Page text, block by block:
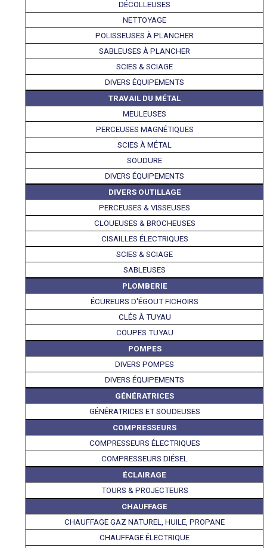
DÉCOLLEUSES
NETTOYAGE
POLISSEUSES À PLANCHER
SABLEUSES À PLANCHER
SCIES & SCIAGE
DIVERS ÉQUIPEMENTS
TRAVAIL DU MÉTAL
MEULEUSES
PERCEUSES MAGNÉTIQUES
SCIES À MÉTAL
SOUDURE
DIVERS ÉQUIPEMENTS
DIVERS OUTILLAGE
PERCEUSES & VISSEUSES
CLOUEUSES & BROCHEUSES
CISAILLES ÉLECTRIQUES
SCIES & SCIAGE
SABLEUSES
PLOMBERIE
ÉCUREURS D'ÉGOUT FICHOIRS
CLÉS À TUYAU
COUPES TUYAU
POMPES
DIVERS POMPES
DIVERS ÉQUIPEMENTS
GÉNÉRATRICES
GÉNÉRATRICES ET SOUDEUSES
COMPRESSEURS
COMPRESSEURS ÉLECTRIQUES
COMPRESSEURS DIÉSEL
ÉCLAIRAGE
TOURS & PROJECTEURS
CHAUFFAGE
CHAUFFAGE GAZ NATUREL, HUILE, PROPANE
CHAUFFAGE ÉLECTRIQUE